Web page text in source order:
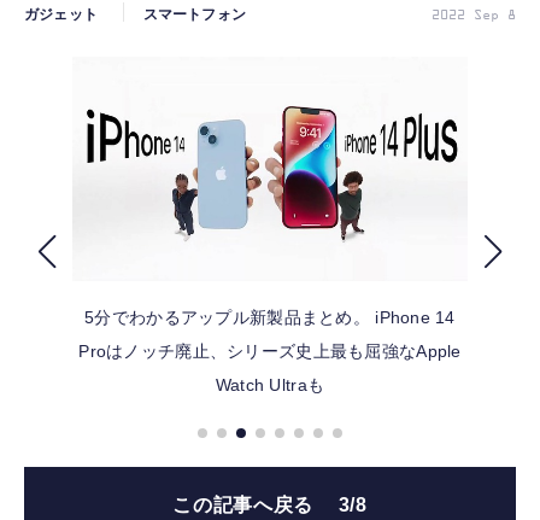
ゲーム
公式ストア
ガジェット スマートフォン 2022 Sep 8
5分でわかるアップル新製品まとめ。 iPhone 14
Proはノッチ廃止、シリーズ史上最も屈強なApple
Watch Ultraも
この記事へ戻る 3/8